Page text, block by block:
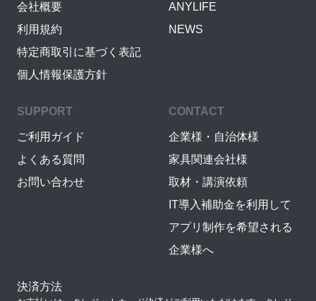
会社概要
利用規約
特定商取引に基づく表記
個人情報保護方針
ANYLIFE
NEWS
SUPPORT
ご利用ガイド
よくある質問
お問い合わせ
CONTACT
企業様・自治体様
家具関連会社様
取材・講演依頼
IT導入補助金を利用して
アプリ制作を希望される
企業様へ
決済方法